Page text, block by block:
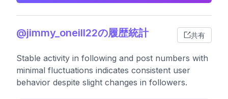
@jimmy_oneill22の履歴統計 共有
Stable activity in following and post numbers with
minimal fluctuations indicates consistent user
behavior despite slight changes in followers.